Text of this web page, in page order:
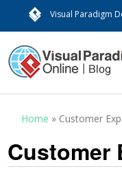
Visual Paradigm
Home » Customer
Customer